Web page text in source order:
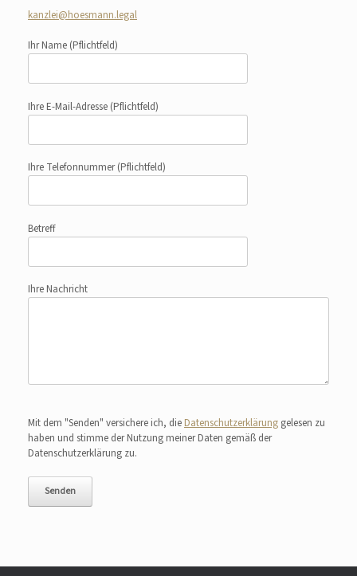
kanzlei@hoesmann.legal
Ihr Name (Pflichtfeld)
Ihre E-Mail-Adresse (Pflichtfeld)
Ihre Telefonnummer(Pflichtfeld)
Betreff
Ihre Nachricht
Mit dem "Senden" versichere ich, die Datenschutzerklärung gelesen zu
haben und stimme der Nutzung meiner Daten gemäß der
Datenschutzerklärung zu.